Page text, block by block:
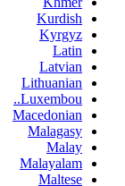
Kurdish
Kyrgyz
Latin
Latvian
Lithuanian
Luxembou..
Macedonian
Malagasy
Malay
Malayalam
Maltese